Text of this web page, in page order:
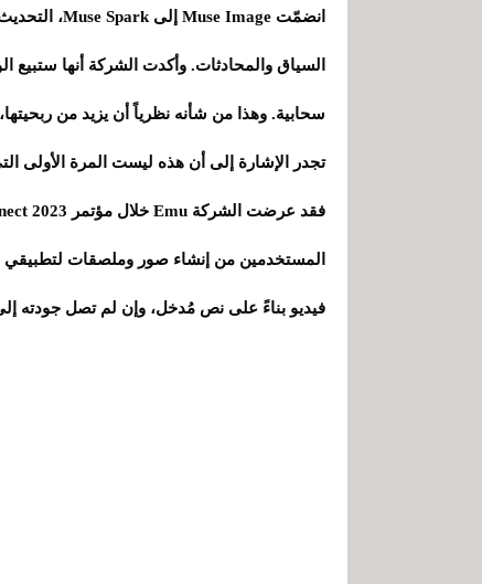
السياق والمحادثات. وأكدت الشركة أنها
سحابية. وهذا من شأنه نظرياً أن يزيد من
فيديو بناءً على نص مُدخل، وإن لم تصل جودته